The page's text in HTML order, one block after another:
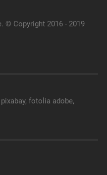
© Copyright 2016 - 2019
fotolia adobe,